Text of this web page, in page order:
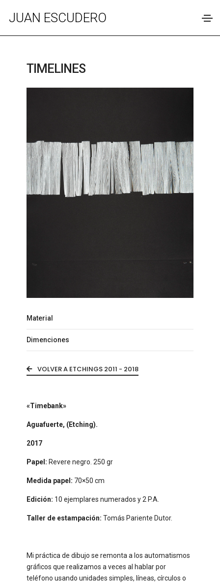
JUAN ESCUDERO
TIMELINES
Material
Dimenciones
VOLVER A ETCHINGS 2011 - 2018
«Timebank»
Aguafuerte, (Etching).
2017
Papel: Revere negro. 250 gr
Medida papel: 70×50 cm
Edición: 10 ejemplares numerados y 2 P.A.
Taller de estampación: Tomás Pariente Dutor.
Mi práctica de dibujo se remonta a los automatismos
gráficos que realizamos a veces al hablar por
teléfono usando unidades simples, líneas, círculos o